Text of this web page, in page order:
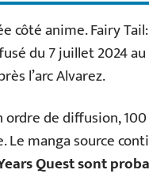
côté anime. Fairy
du 7 juillet 2024
l’arc Alvarez.
de diffusion,
manga source
Quest sont